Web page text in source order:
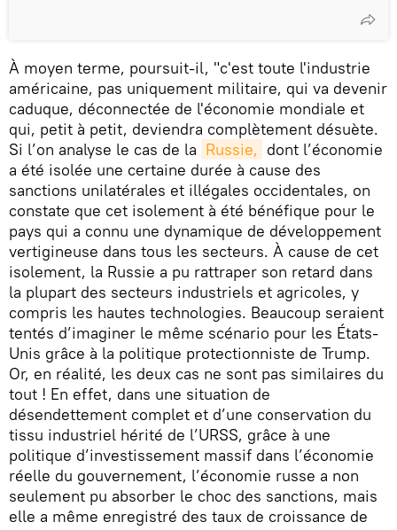
À moyen terme, poursuit-il, "c'est toute l'industrie
américaine, pas uniquement militaire, qui va devenir
caduque, déconnectée de l'économie mondiale et
qui, petit à petit, deviendra complètement désuète.
Si l’on analyse le cas de la Russie, dont l’économie
a été isolée une certaine durée à cause des
sanctions unilatérales et illégales occidentales, on
constate que cet isolement à été bénéfique pour le
pays qui a connu une dynamique de développement
vertigineuse dans tous les secteurs. À cause de cet
isolement, la Russie a pu rattraper son retard dans
la plupart des secteurs industriels et agricoles, y
compris les hautes technologies. Beaucoup seraient
tentés d’imaginer le même scénario pour les États-
Unis grâce à la politique protectionniste de Trump.
Or, en réalité, les deux cas ne sont pas similaires du
tout ! En effet, dans une situation de
désendettement complet et d’une conservation du
tissu industriel hérité de l’URSS, grâce à une
politique d’investissement massif dans l’économie
réelle du gouvernement, l’économie russe a non
seulement pu absorber le choc des sanctions, mais
elle a même enregistré des taux de croissance de